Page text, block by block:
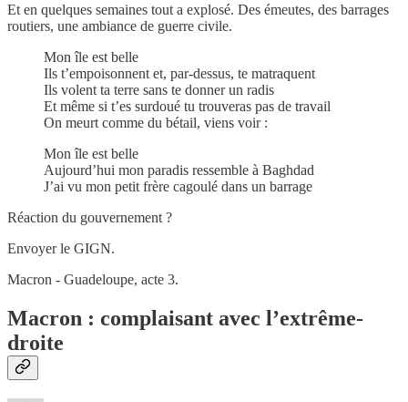
Et en quelques semaines tout a explosé. Des émeutes, des barrages
routiers, une ambiance de guerre civile.
Mon île est belle
Ils t’empoisonnent et, par-dessus, te matraquent
Ils volent ta terre sans te donner un radis
Et même si t’es surdoué tu trouveras pas de travail
On meurt comme du bétail, viens voir :
Mon île est belle
Aujourd’hui mon paradis ressemble à Baghdad
J’ai vu mon petit frère cagoulé dans un barrage
Réaction du gouvernement ?
Envoyer le GIGN.
Macron - Guadeloupe, acte 3.
Macron : complaisant avec l’extrême-
droite